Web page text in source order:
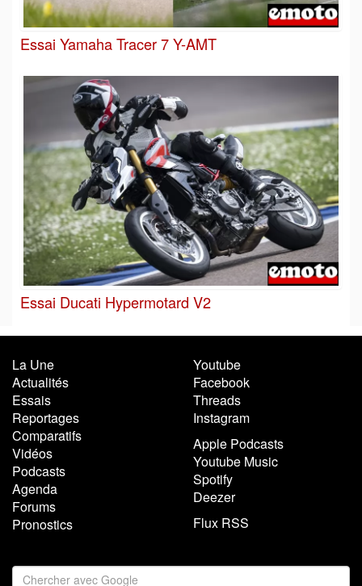
Essai Yamaha Tracer 7 Y-AMT
Essai Ducati Hypermotard V2
La Une
Actualités
Essais
Reportages
Comparatifs
Vidéos
Podcasts
Agenda
Forums
Pronostics
Youtube
Facebook
Threads
Instagram
Apple Podcasts
Youtube Music
Spotify
Deezer
Flux RSS